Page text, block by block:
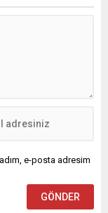
e-posta adresim